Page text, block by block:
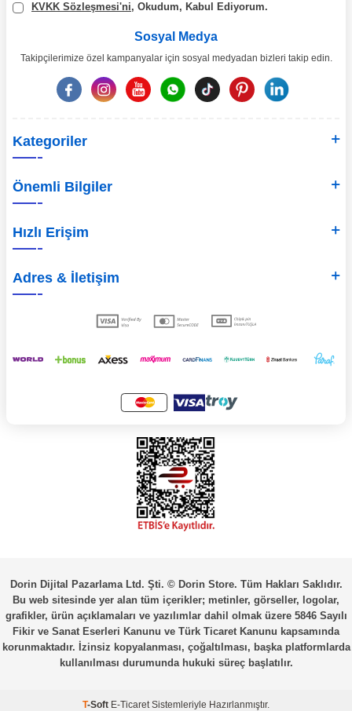
KVKK Sözleşmesi'ni, Okudum, Kabul Ediyorum.
Sosyal Medya
Takipçilerimize özel kampanyalar için sosyal medyadan bizleri takip edin.
Kategoriler
Önemli Bilgiler
Hızlı Erişim
Adres & İletişim
Dorin Dijital Pazarlama Ltd. Şti. © Dorin Store. Tüm Hakları Saklıdır.
Bu web sitesinde yer alan tüm içerikler; metinler, görseller, logolar,
grafikler, ürün açıklamaları ve yazılımlar dahil olmak üzere 5846 Sayılı
Fikir ve Sanat Eserleri Kanunu ve Türk Ticaret Kanunu kapsamında
korunmaktadır. İzinsiz kopyalanması, çoğaltılması, başka platformlarda
kullanılması durumunda hukuki süreç başlatılır.
T-Soft E-TicaretSistemleriyle Hazırlanmıştır.